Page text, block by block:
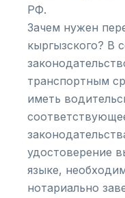
РФ.
Зачем нужен
кыргызского? В
транспортным
иметь
удостоверение
языке,
нотариально